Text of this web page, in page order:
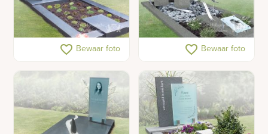
Kindermonument van
glas met tekening
favorite_border Bewaar foto
Glazen hart in
kindermonument
favorite_border Bewaar foto